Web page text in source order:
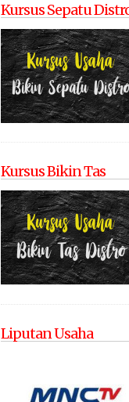
Kursus Sepatu
Kursus Bikin Tas
Liputan Usaha